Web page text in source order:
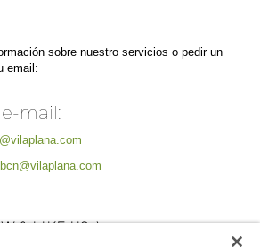
sobre nuestro servicios o pedir un
email:
mail:
& LIKE US :)